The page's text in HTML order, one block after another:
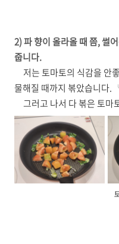
2) 파 향이 올라올 때 쯤, 썰
줍니다.
저는 토마토의 식감을 안
물해질 때까지 볶았습니
그러고 나서 다 볶은 토마